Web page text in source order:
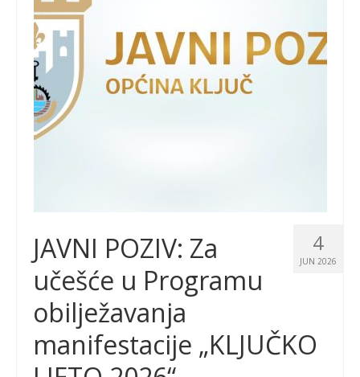
4
JUN 2026
JAVNI POZIV: Za
učešće u Programu
obilježavanja
manifestacije „KLJUČKO